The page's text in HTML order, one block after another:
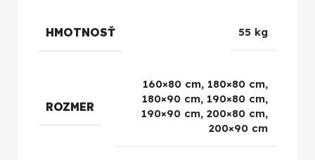
HMOTNOSŤ 55 kg
ROZMER
160×80 cm, 180×80 cm,
180×90 cm, 190×80 cm,
190×90 cm, 200×80 cm,
200×90 cm